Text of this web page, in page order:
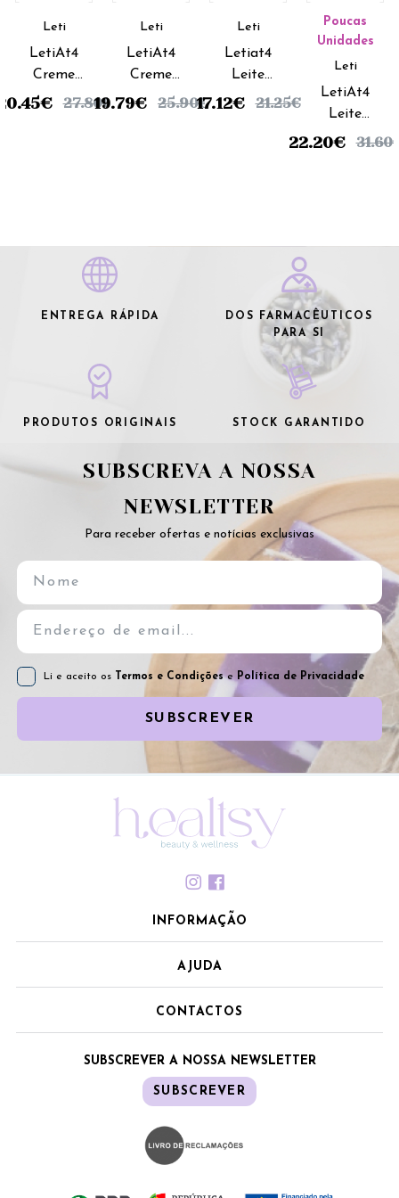
Leti
LetiAt4
Creme
Corporal
€ 27.80€
Leti
LetiAt4
Creme
Emoliente
19.79€ 25.90€
Leti
Letiat4
Leite
Corporal
17.12€ 21.25€
Poucas
Unidades
Leti
LetiAt4
Leite
Corporal
22.20€ 31.60
ENTREGA RÁPIDA
DOS FARMACÊUTICOS
PARA SI
PRODUTOS ORIGINAIS STOCK GARANTIDO
SUBSCREVA A NOSSA
NEWSLETTER
Para receber ofertas e notícias exclusivas
Li e aceito os Termos e Condiçõese Política de Privacidade
SUBSCREVER
INFORMAÇÃO
AJUDA
CONTACTOS
SUBSCREVER A NOSSA NEWSLETTER
SUBSCREVER